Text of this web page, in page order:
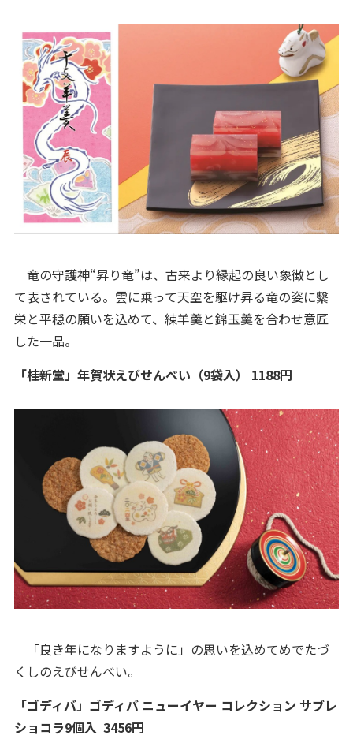
竜の守護神“昇り竜”は、古来より縁起の良い象徴とし
て表されている。雲に乗って天空を駆け昇る竜の姿に繫
栄と平穏の願いを込めて、練羊羹と錦玉羹を合わせ意匠
した一品。
「桂新堂」年賀状えびせんべい（9袋入） 1188円
「良き年になりますように」の思いを込めてめでたづ
くしのえびせんべい。
「ゴディバ」ゴディバ ニューイヤー コレクション サブレ
ショコラ9個入 3456円